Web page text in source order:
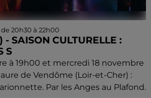
20h30 à 22h00
- SAISON CULTURELLE :
S
à 19h00 et mercredi 18 novembre
de Vendôme (Loir-et-Cher) :
Par les Anges au Plafond.